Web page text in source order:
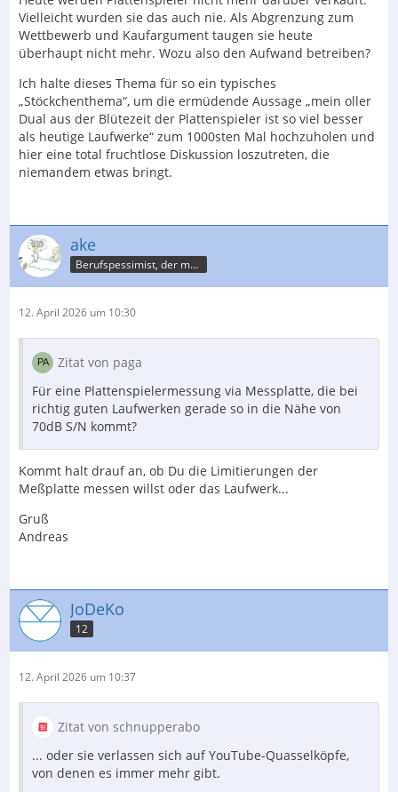
Vielleicht wurden sie das auch nie. Als Abgrenzung zum
Wettbewerb und Kaufargument taugen sie heute
überhaupt nicht mehr. Wozu also den Aufwand betreiben?
Ich halte dieses Thema für so ein typisches
„Stöckchenthema“, um die ermüdende Aussage „mein oller
Dual aus der Blütezeit der Plattenspieler ist so viel besser
als heutige Laufwerke“ zum 1000sten Mal hochzuholen und
hier eine total fruchtlose Diskussion loszutreten, die
niemandem etwas bringt.
ake
Berufspessimist, der meist recht behält
12. April 2026 um 10:30
Zitat von paga
Für eine Plattenspielermessung via Messplatte, die bei
richtig guten Laufwerken gerade so in die Nähe von
70dB S/N kommt?
Kommt halt drauf an, ob Du die Limitierungen der
Meßplatte messen willst oder das Laufwerk...
Gruß
Andreas
JoDeKo
12
12. April 2026 um 10:37
Zitat von schnupperabo
... oder sie verlassen sich auf YouTube-Quasselköpfe,
von denen es immer mehr gibt.